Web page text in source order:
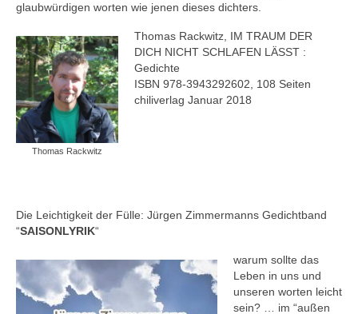
glaubwürdigen worten wie jenen dieses dichters.
Thomas Rackwitz
Thomas Rackwitz, IM TRAUM DER
DICH NICHT SCHLAFEN LÄSST :
Gedichte
ISBN 978-3943292602, 108 Seiten
chiliverlag Januar 2018
Die Leichtigkeit der Fülle: Jürgen Zimmermanns Gedichtband
“SAISONLYRIK“
warum sollte das
Leben in uns und
unseren worten leicht
sein? … im “außen